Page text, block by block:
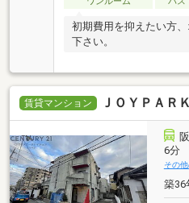
初期費用を抑えたい方
下さい。
賃貸マンション ＪＯＹＰＡＲＫ
6分
その
築36